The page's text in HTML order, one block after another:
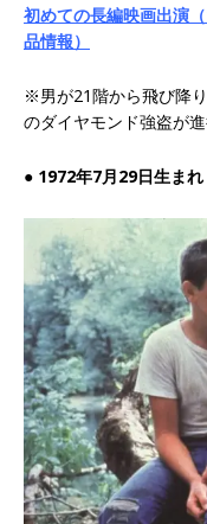
初めての長編映画出演
品情報）
※男が21階から飛び降
のダイヤモンド強盗が
● 1972年7月29日生まれ